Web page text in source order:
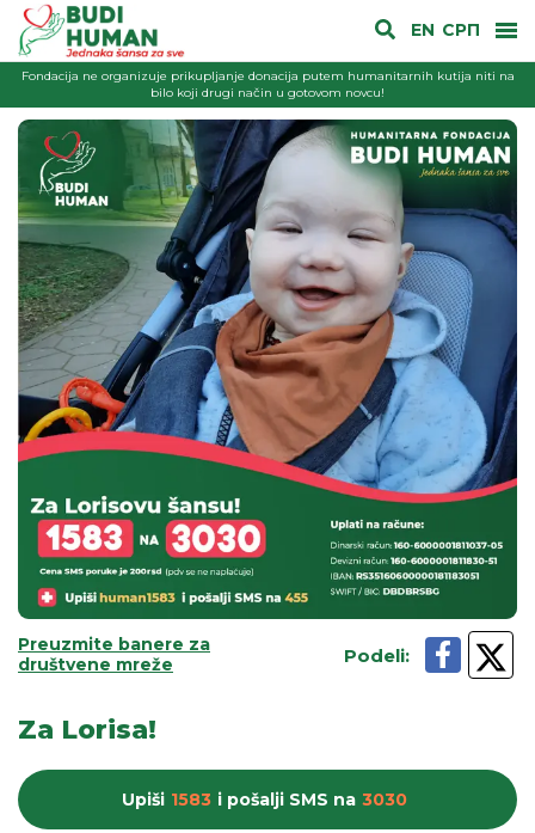
EN СРП
Fondacija ne organizuje prikupljanje donacija putem humanitarnih kutija niti na
bilo koji drugi način u gotovom novcu!
Preuzmite banere za
društvene mreže
Podeli:
Za Lorisa!
Upiši 1583 i pošalji SMS na 3030